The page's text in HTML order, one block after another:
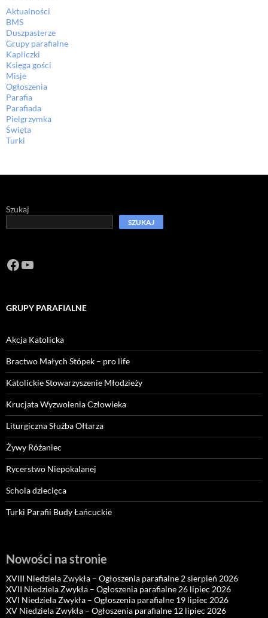
Aktualności
BMS
Duszpasterze
Grupy parafialne
Kapliczki
Księga gości
Misje
Ogłoszenia
Parafia
Parafiada
Pielgrzymka
Święta
Turki
Szukaj
SZUKAJ
Facebook
https://www.youtube.com/channel/
GRUPY PARAFIALNE
Akcja Katolicka
Bractwo Małych Stópek – pro life
Katolickie Stowarzyszenie Młodzieży
Krucjata Wyzwolenia Człowieka
Liturgiczna Służba Ołtarza
Żywy Różaniec
Rycerstwo Niepokalanej
Schola dziecięca
Turki Parafii Budy Łańcuckie
Nowości na stronie
XVIII Niedziela Zwykła – Ogłoszenia parafialne 2 sierpień 2026
XVII Niedziela Zwykła – Ogłoszenia parafialne 26 lipiec 2026
XVI Niedziela Zwykła – Ogłoszenia parafialne 19 lipiec 2026
XV Niedziela Zwykła – Ogłoszenia parafialne 12 lipiec 2026